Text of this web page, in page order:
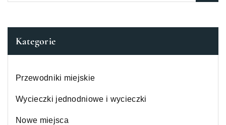
Kategorie
Przewodniki miejskie
Wycieczki jednodniowe i wycieczki
Nowe miejsca